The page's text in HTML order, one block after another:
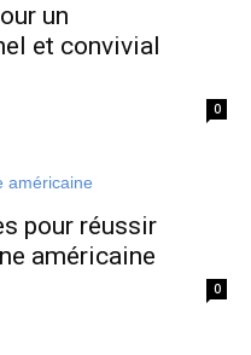
un
et convivial
0
pour réussir
américaine
0